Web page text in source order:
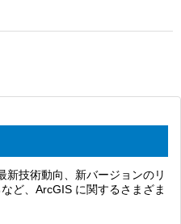
新技術動向、新バージョンのリ
ど、ArcGIS に関するさまざま